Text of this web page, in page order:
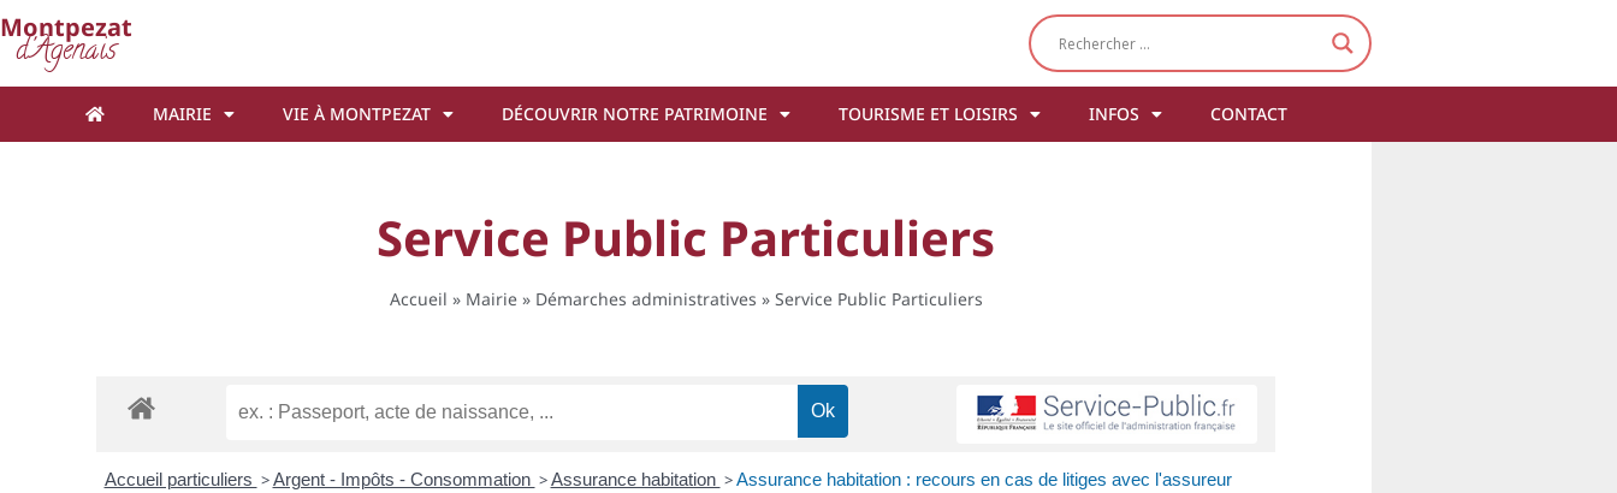
Montpezat
d'Agenais
MAIRIE VIE À MONTPEZAT DÉCOUVRIR NOTRE PATRIMOINE TOURISME ET LOISIRS INFOS CONTACT
Service Public Particuliers
Accueil » Mairie» Démarches administratives » Service Public Particuliers
Accueil particuliers > Argent - Impôts - Consommation > Assurance habitation > Assurance habitation : recours en cas de litiges avec l'assureur
Cookies management panel